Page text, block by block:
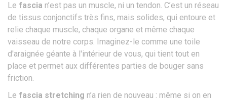
Le fascia n’est pas un muscle, ni un tendon. C’est un réseau
de tissus conjonctifs très fins, mais solides, qui entoure et
relie chaque muscle, chaque organe et même chaque
vaisseau de notre corps. Imaginez-le comme une toile
d'araignée géante à l'intérieur de vous, qui tient tout en
place et permet aux différentes parties de bouger sans
friction.
Le fascia stretching n’a rien de nouveau : même si on en